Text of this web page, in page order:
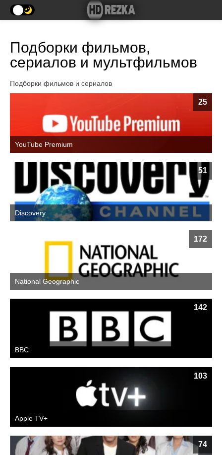
Подборки фильмов,
сериалов и мультфильмов
Подборки фильмов и сериалов
25
YouTube Premium
51
Discovery
172
National Geographic
142
BBC
103
Apple TV+
74